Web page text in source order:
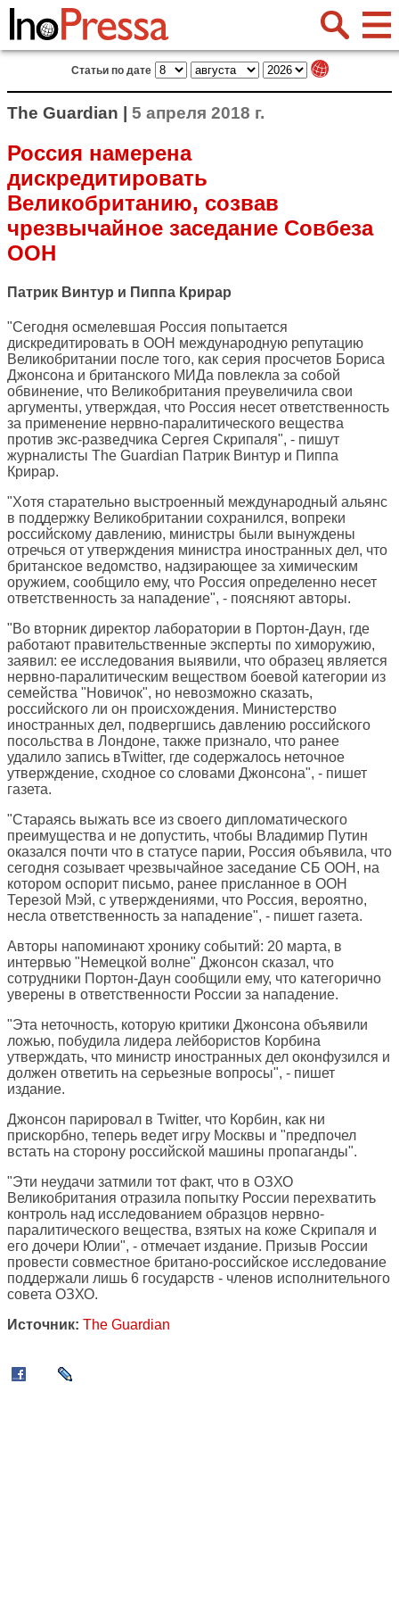
Статьи по дате
The Guardian | 5 апреля 2018 г.
Россия намерена
дискредитировать
Великобританию, созвав
чрезвычайное заседание Совбеза
ООН
Патрик Винтур и Пиппа Крирар
"Сегодня осмелевшая Россия попытается
дискредитировать в ООН международную репутацию
Великобритании после того, как серия просчетов Бориса
Джонсона и британского МИДа повлекла за собой
обвинение, что Великобритания преувеличила свои
аргументы, утверждая, что Россия несет ответственность
за применение нервно-паралитического вещества
против экс-разведчика Сергея Скрипаля", - пишут
журналисты The Guardian Патрик Винтур и Пиппа
Крирар.
"Хотя старательно выстроенный международный альянс
в поддержку Великобритании сохранился, вопреки
российскому давлению, министры были вынуждены
отречься от утверждения министра иностранных дел, что
британское ведомство, надзирающее за химическим
оружием, сообщило ему, что Россия определенно несет
ответственность за нападение", - поясняют авторы.
"Во вторник директор лаборатории в Портон-Даун, где
работают правительственные эксперты по химоружию,
заявил: ее исследования выявили, что образец является
нервно-паралитическим веществом боевой категории из
семейства "Новичок", но невозможно сказать,
российского ли он происхождения. Министерство
иностранных дел, подвергшись давлению российского
посольства в Лондоне, также признало, что ранее
удалило запись вTwitter, где содержалось неточное
утверждение, сходное со словами Джонсона", - пишет
газета.
"Стараясь выжать все из своего дипломатического
преимущества и не допустить, чтобы Владимир Путин
оказался почти что в статусе парии, Россия объявила, что
сегодня созывает чрезвычайное заседание СБ ООН, на
котором оспорит письмо, ранее присланное в ООН
Терезой Мэй, с утверждениями, что Россия, вероятно,
несла ответственность за нападение", - пишет газета.
Авторы напоминают хронику событий: 20 марта, в
интервью "Немецкой волне" Джонсон сказал, что
сотрудники Портон-Даун сообщили ему, что категорично
уверены в ответственности России за нападение.
"Эта неточность, которую критики Джонсона объявили
ложью, побудила лидера лейбористов Корбина
утверждать, что министр иностранных дел оконфузился и
должен ответить на серьезные вопросы", - пишет
издание.
Джонсон парировал в Twitter, что Корбин, как ни
прискорбно, теперь ведет игру Москвы и "предпочел
встать на сторону российской машины пропаганды".
"Эти неудачи затмили тот факт, что в ОЗХО
Великобритания отразила попытку России перехватить
контроль над исследованием образцов нервно-
паралитического вещества, взятых на коже Скрипаля и
его дочери Юлии", - отмечает издание. Призыв России
провести совместное британо-российское исследование
поддержали лишь 6 государств - членов исполнительного
совета ОЗХО.
Источник: The Guardian